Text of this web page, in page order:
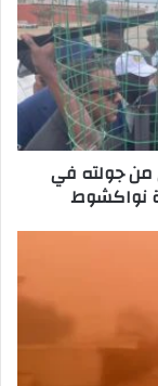
من جولته في
نواكشوط